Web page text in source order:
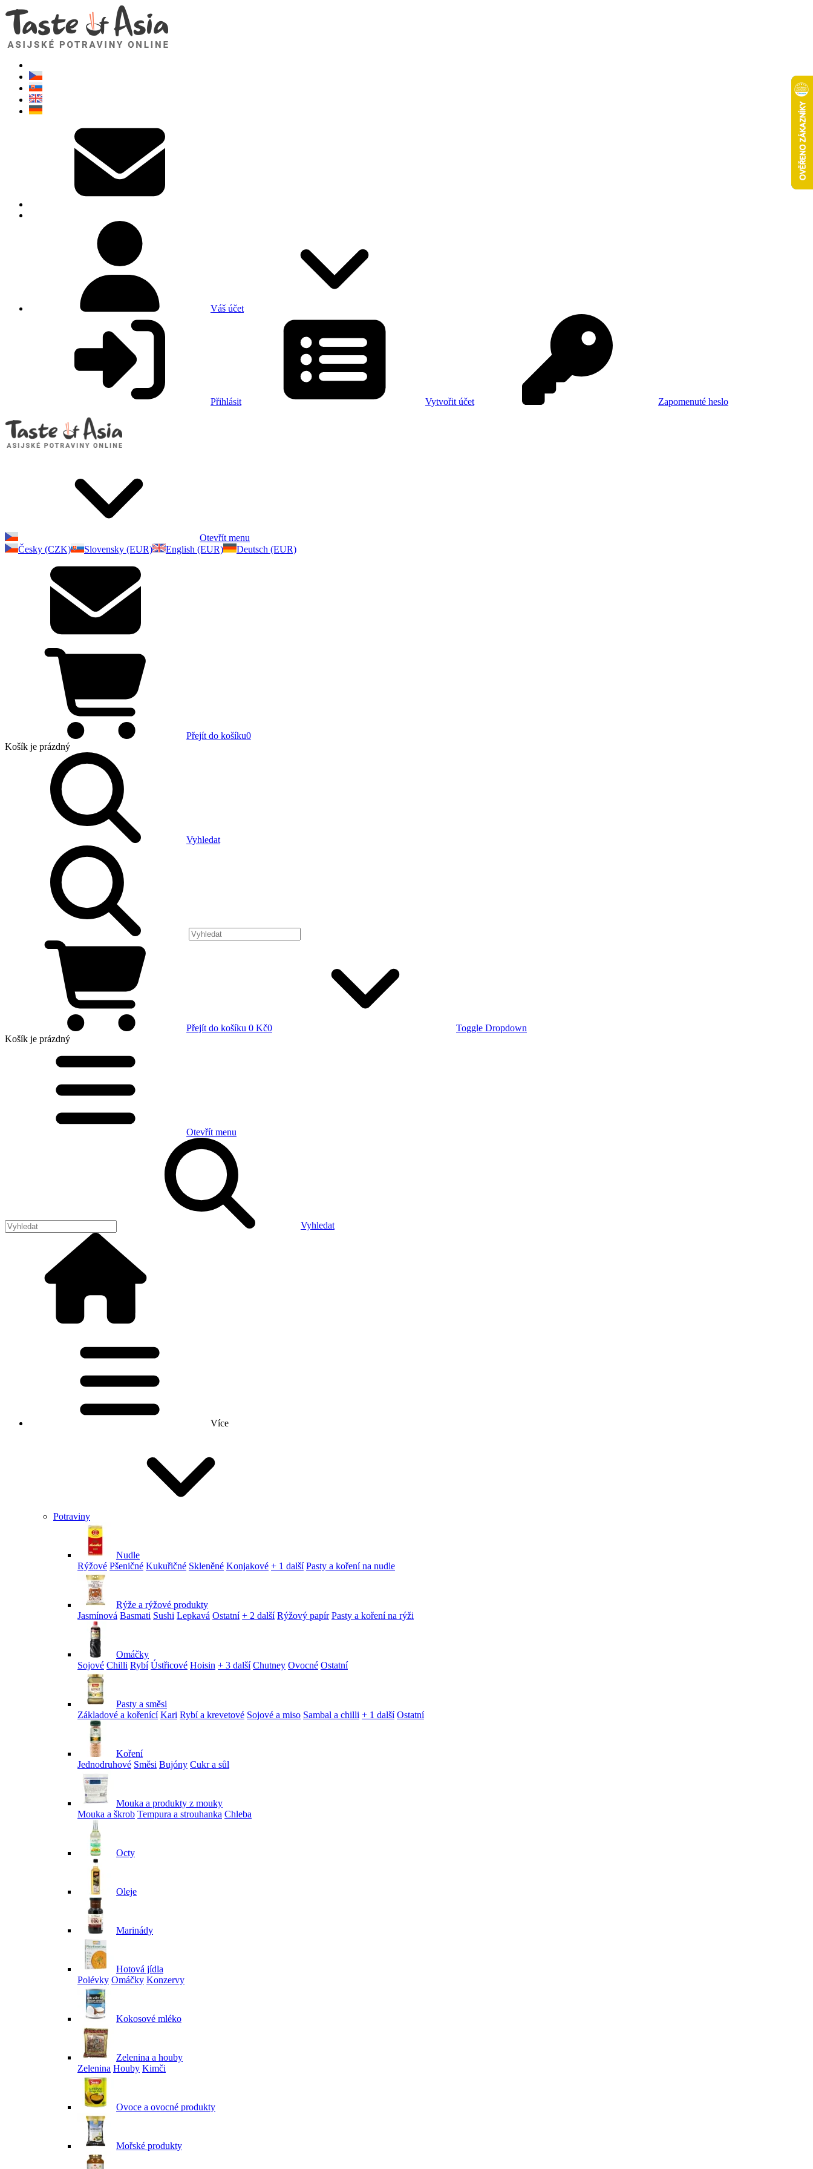
Váš účet
Přihlásit Vytvořit účet Zapomenuté heslo
Otevřít menu
Česky (CZK)
Slovensky (EUR) English (EUR) Deutsch (EUR)
Přejít do košíku0
Košík je prázdný
Vyhledat
Přejít do košíku 0 Kč0
Toggle Dropdown
Košík je prázdný
Otevřít menu
Vyhledat
Více
Potraviny
Nudle
Rýžové Pšeničné Kukuřičné Skleněné Konjakové + 1 další Pasty a koření na nudle
Rýže a rýžové produkty
Jasmínová Basmati Sushi Lepkavá Ostatní + 2 další Rýžový papír Pasty a koření na rýži
Omáčky
Sojové Chilli Rybí Ústřicové Hoisin + 3 další Chutney Ovocné Ostatní
Pasty a směsi
Základové a kořenící Kari Rybí a krevetové Sojové a miso Sambal a chilli + 1 další Ostatní
Koření
Jednodruhové Směsi Bujóny Cukr a sůl
Mouka a produkty z mouky
Mouka a škrob Tempura a strouhanka Chleba
Octy
Oleje
Marinády
Hotová jídla
Polévky Omáčky Konzervy
Kokosové mléko
Zelenina a houby
Zelenina Houby Kimči
Ovoce a ovocné produkty
Mořské produkty